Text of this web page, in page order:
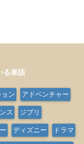
る単語
ン アドベンチャー
ス ジブリ
ディズニー ドラマ